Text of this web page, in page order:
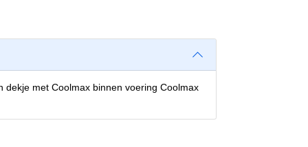
dekje met Coolmax binnen voering Coolmax